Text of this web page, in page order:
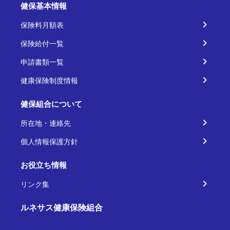
健保基本情報
保険料月額表
保険給付一覧
申請書類一覧
健康保険制度情報
健保組合について
所在地・連絡先
個人情報保護方針
お役立ち情報
リンク集
ルネサス健康保険組合